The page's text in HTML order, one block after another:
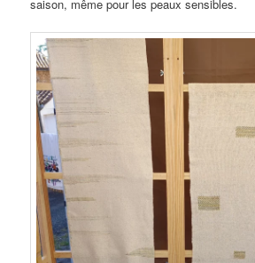
saison, même pour les peaux sensibles.